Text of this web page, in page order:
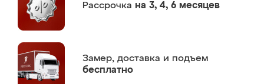
Рассрочка на 3, 4, 6 месяцев
Замер, доставка и подъем
бесплатно